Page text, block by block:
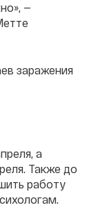
—
заражения
а
Также до
работу